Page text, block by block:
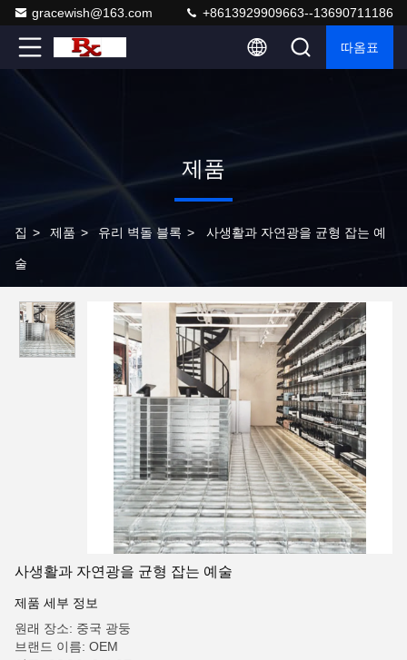
gracewish@163.com +8613929909663--13690711186
따옴표
제품
집 > 제품 > 유리 벽돌 블록 > 사생활과 자연광을 균형 잡는 예
술
사생활과 자연광을 균형 잡는 예술
제품 세부 정보
원래 장소: 중국 광둥
브랜드 이름: OEM